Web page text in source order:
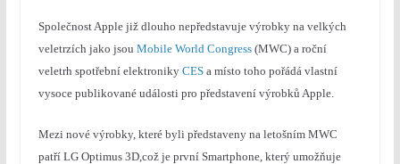
Společnost Apple již dlouho nepředstavuje výrobky na velkých
veletrzích jako jsou Mobile World Congress(MWC) a roční
veletrh spotřební elektroniky CESa místo toho pořádá vlastní
vysoce publikované události pro představení výrobků Apple.
Mezi nové výrobky, které byli představeny na letošním MWC
patří LG Optimus 3D,což je první Smartphone, který umožňuje